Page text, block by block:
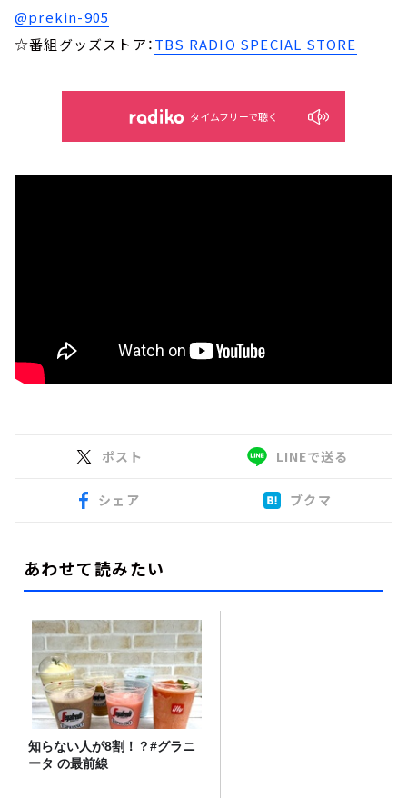
@prekin-905
☆番組グッズストア：TBS RADIO SPECIAL STORE
タイムフリーで聴く
ポスト LINEで送る
シェア ブクマ
あわせて読みたい
知らない人が8割！？#グラニ
ータ の最前線